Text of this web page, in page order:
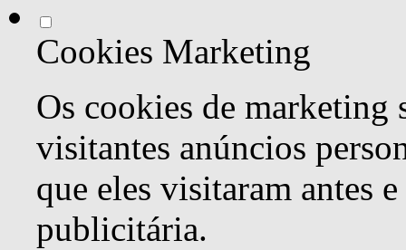
Cookies Marketing
Os cookies de marketing
visitantes anúncios
que eles visitaram antes
publicitária.